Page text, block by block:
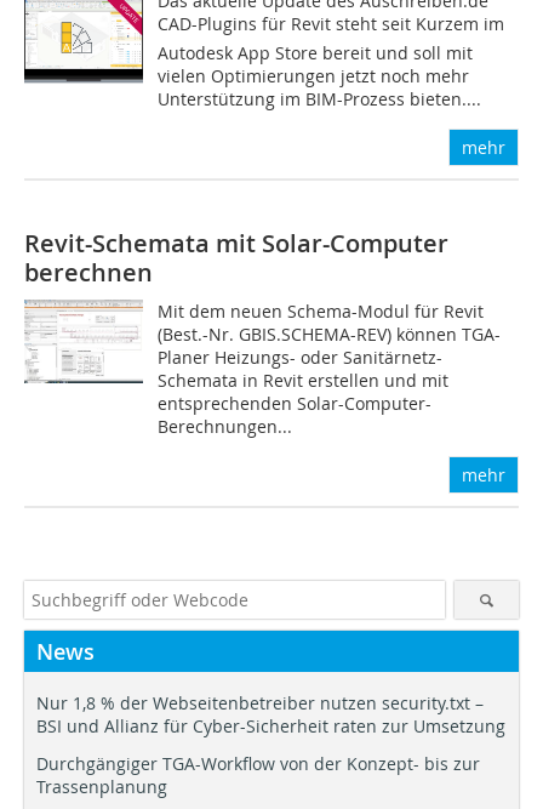
CAD-Plugins für Revit steht seit Kurzem im
Autodesk App Store bereit und soll mit
vielen Optimierungen jetzt noch mehr
Unterstützung im BIM-Prozess bieten....
mehr
Revit-Schemata mit Solar-Computer
berechnen
Mit dem neuen Schema-Modul für Revit
(Best.-Nr. GBIS.SCHEMA-REV) können TGA-
Planer Heizungs- oder Sanitärnetz-
Schemata in Revit erstellen und mit
entsprechenden Solar-Computer-
Berechnungen...
mehr
News
Nur 1,8 % der Webseitenbetreiber nutzen security.txt –
BSI und Allianz für Cyber-Sicherheit raten zur Umsetzung
Durchgängiger TGA-Workflow von der Konzept- bis zur
Trassenplanung